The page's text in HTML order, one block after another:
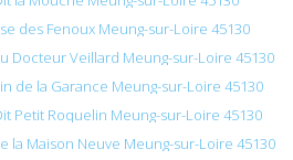
des Fenoux Meung-sur-Loire 45130
Docteur Veillard Meung-sur-Loire 45130
de la Garance Meung-sur-Loire 45130
Petit Roquelin Meung-sur-Loire 45130
la Maison Neuve Meung-sur-Loire 45130